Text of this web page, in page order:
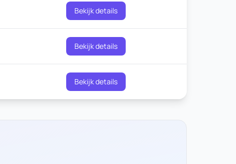
Bekijk details
Bekijk details
Bekijk details